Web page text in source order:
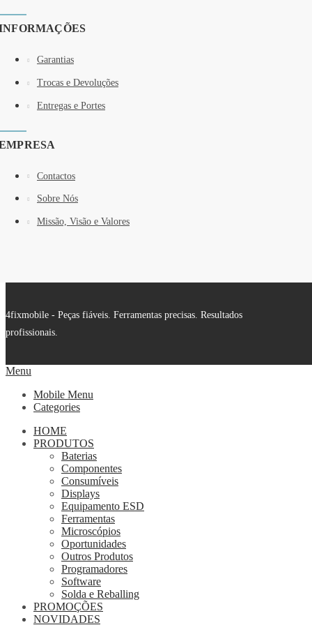
Garantias
Trocas e Devoluções
Entregas e Portes
Contactos
Sobre Nós
Missão, Visão e Valores
4fixmobile - Peças fiáveis. Ferramentas precisas. Resultados
profissionais.
Menu
Mobile Menu
Categories
HOME
PRODUTOS
Baterias
Componentes
Consumíveis
Displays
Equipamento ESD
Ferramentas
Microscópios
Oportunidades
Outros Produtos
Programadores
Software
Solda e Reballing
PROMOÇÕES
NOVIDADES